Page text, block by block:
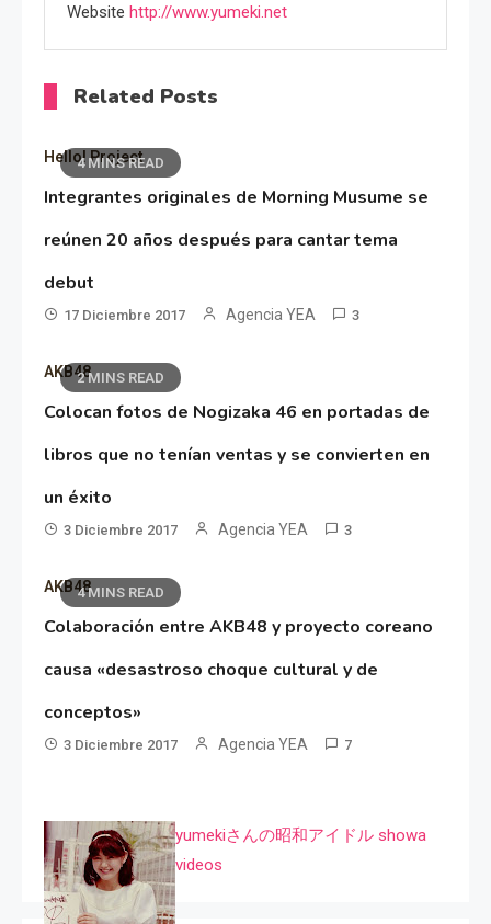
Website http://www.yumeki.net
Related Posts
4 MINS READ
Hello! Project
Integrantes originales de Morning Musume se
reúnen 20 años después para cantar tema
debut
17 Diciembre 2017 Agencia YEA 3
2 MINS READ
AKB48
Colocan fotos de Nogizaka 46 en portadas de
libros que no tenían ventas y se convierten en
un éxito
3 Diciembre 2017 Agencia YEA 3
4 MINS READ
AKB48
Colaboración entre AKB48 y proyecto coreano
causa «desastroso choque cultural y de
conceptos»
3 Diciembre 2017 Agencia YEA 7
yumekiさんの昭和アイドル showa
videos